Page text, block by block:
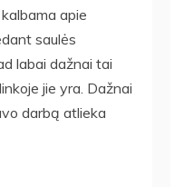
apie
saulės
labai dažnai tai
jie yra. Dažnai
darbą atlieka